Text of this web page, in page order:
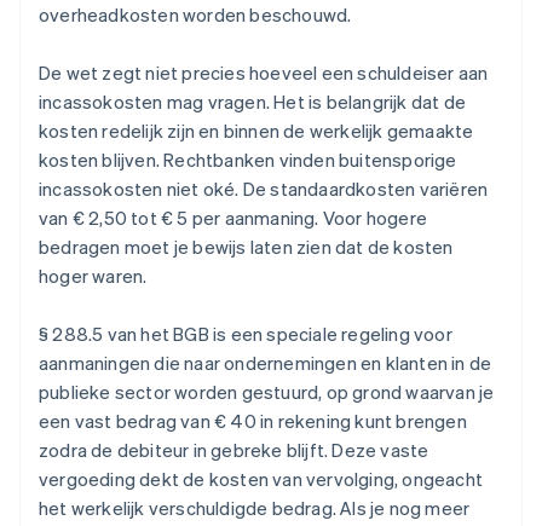
overheadkosten worden beschouwd.
De wet zegt niet precies hoeveel een schuldeiser aan
incassokosten mag vragen. Het is belangrijk dat de
kosten redelijk zijn en binnen de werkelijk gemaakte
kosten blijven. Rechtbanken vinden buitensporige
incassokosten niet oké. De standaardkosten variëren
van € 2,50 tot € 5 per aanmaning. Voor hogere
bedragen moet je bewijs laten zien dat de kosten
hoger waren.
§ 288.5 van het BGB is een speciale regeling voor
aanmaningen die naar ondernemingen en klanten in de
publieke sector worden gestuurd, op grond waarvan je
een vast bedrag van € 40 in rekening kunt brengen
zodra de debiteur in gebreke blijft. Deze vaste
vergoeding dekt de kosten van vervolging, ongeacht
het werkelijk verschuldigde bedrag. Als je nog meer